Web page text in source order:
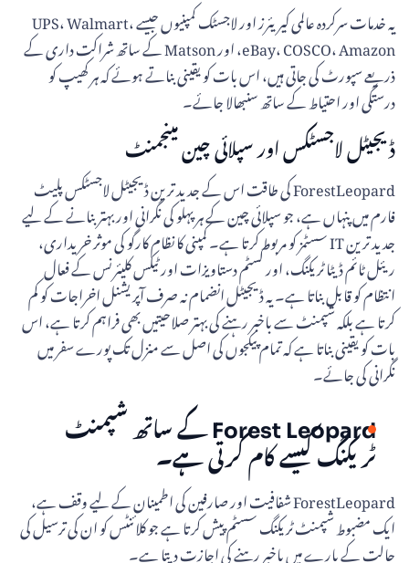
یہ خدمات سرکردہ عالمی کیریئرز اور لاجسٹک کمپنیوں جیسے UPS، Walmart،
eBay، COSCO، Amazon، اور Matson کے ساتھ شراکت داری کے
ذریعے سپورٹ کی جاتی ہیں، اس بات کو یقینی بناتے ہوئے کہ ہر کھیپ کو
درستگی اور احتیاط کے ساتھ سنبھالا جائے۔
ڈیجیٹل لاجسٹکس اور سپلائی چین مینجمنٹ
ForestLeopard کی طاقت اس کے جدید ترین ڈیجیٹل لاجسٹکس پلیٹ
فارم میں پنہاں ہے، جو سپلائی چین کے ہر پہلو کی نگرانی اور بہتر بنانے کے لیے
جدید ترین IT سسٹمز کو مربوط کرتا ہے۔ کمپنی کا نظام کارگو کی موثر خریداری،
ریئل ٹائم ڈیٹا ٹریکنگ، اور کسٹم دستاویزات اور ٹیکس کلیئرنس کے فعال
انتظام کو قابل بناتا ہے۔ یہ ڈیجیٹل انضمام نہ صرف آپریشنل اخراجات کو کم
کرتا ہے بلکہ شپمنٹ سے باخبر رہنے کی بہتر صلاحیتیں بھی فراہم کرتا ہے، اس
بات کو یقینی بناتا ہے کہ تمام پیکجوں کی اصل سے منزل تک پورے سفر میں
نگرانی کی جائے۔
Forest Leopard کے ساتھ شپمنٹ
ٹریکنگ کیسے کام کرتی ہے۔
ForestLeopard شفافیت اور صارفین کی اطمینان کے لیے وقف ہے،
ایک مضبوط شپمنٹ ٹریکنگ سسٹم پیش کرتا ہے جو کلائنٹس کو ان کی ترسیل کی
حالت کے بارے میں باخبر رہنے کی اجازت دیتا ہے۔